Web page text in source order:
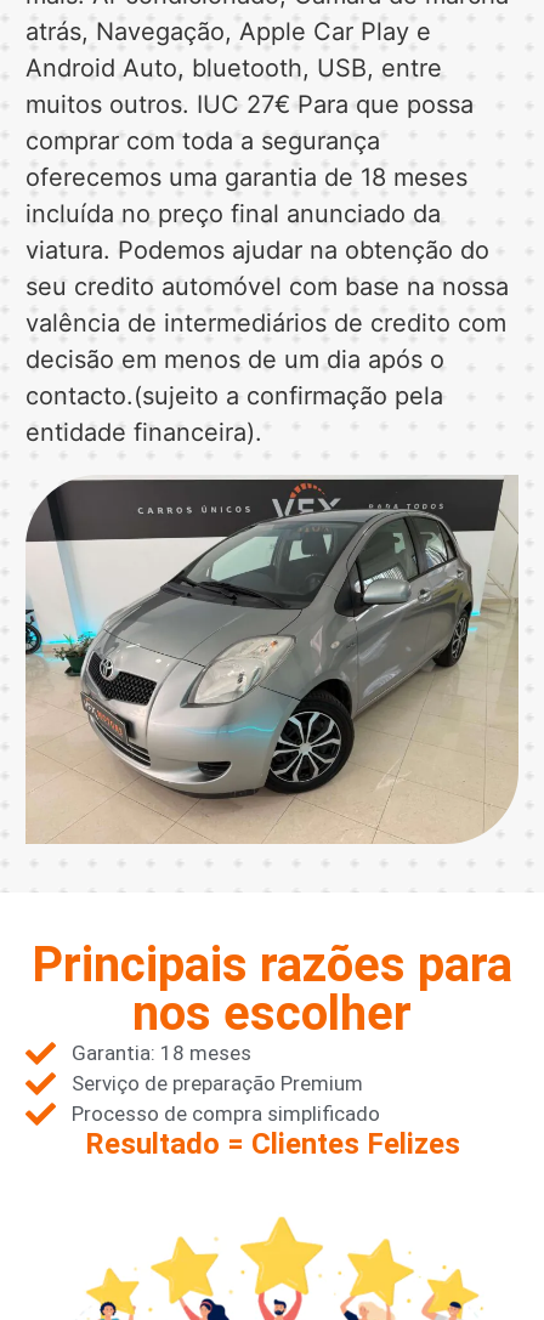
atrás, Navegação, Apple Car Play e
Android Auto, bluetooth, USB, entre
muitos outros. IUC 27€ Para que possa
comprar com toda a segurança
oferecemos uma garantia de 18 meses
incluída no preço final anunciado da
viatura. Podemos ajudar na obtenção do
seu credito automóvel com base na nossa
valência de intermediários de credito com
decisão em menos de um dia após o
contacto.(sujeito a confirmação pela
entidade financeira).
Principais razões para
nos escolher
Garantia: 18 meses
Serviço de preparação Premium
Processo de compra simplificado
Resultado = Clientes Felizes